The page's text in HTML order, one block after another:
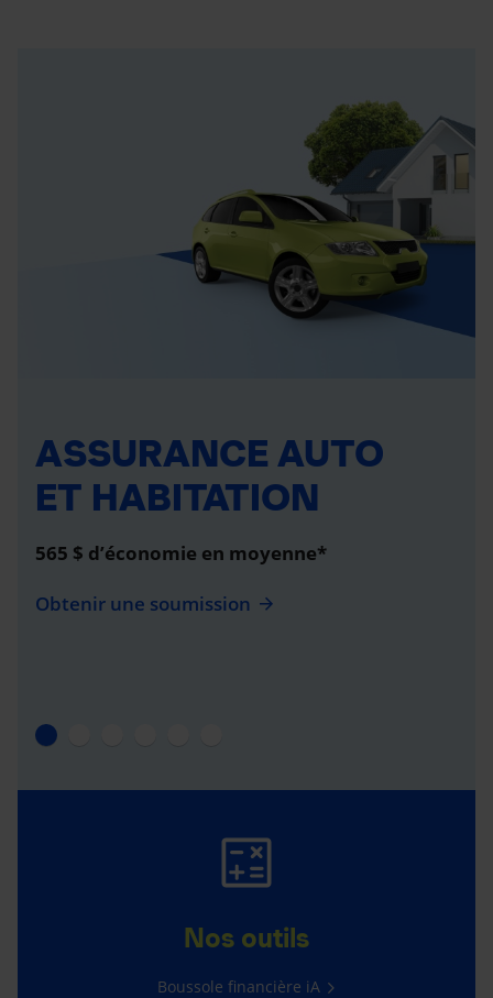
ASSURANCE AUTO
ET HABITATION
565 $ d’économie en moyenne*
Obtenir une soumission
Nos outils
Boussole financière iA